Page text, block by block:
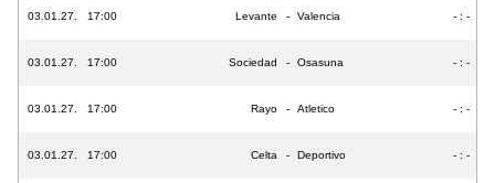
03.01.27. 17:00 Levante - Valencia - : -
03.01.27. 17:00 Sociedad - Osasuna - : -
03.01.27. 17:00 Rayo - Atletico - : -
03.01.27. 17:00 Celta - Deportivo - : -